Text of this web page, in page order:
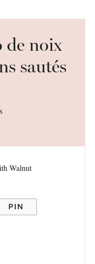
de noix
sautés
PIN